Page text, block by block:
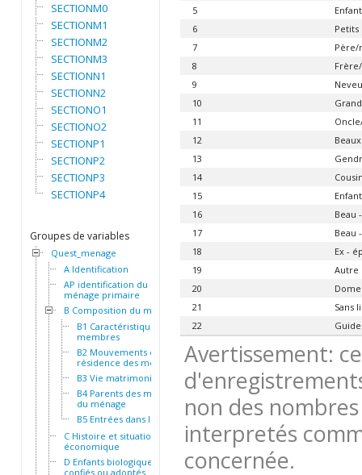
SECTIONM0
SECTIONM1
SECTIONM2
SECTIONM3
SECTIONN1
SECTIONN2
SECTIONO1
SECTIONO2
SECTIONP1
SECTIONP2
SECTIONP3
SECTIONP4
Groupes de variables
Quest_menage
A Identification
AP identification du
ménage primaire
B Composition du ménage
B1 Caractéristiques des
membres
B2 Mouvements et
résidence des membres
B3 Vie matrimoniale
B4 Parents des membres
du ménage
B5 Entrées dans le ménage
C Histoire et situation socio-
économique
D Enfants biologiques,
confiés ou adoptés
5
6
Petits
7
Père/
8
9
10
11
12
13
14
15
16
Beau
17
Beau
18
Ex -
19
Autre
20
21
Sans
22
Avertissement:
non des
interpretés
concernée.